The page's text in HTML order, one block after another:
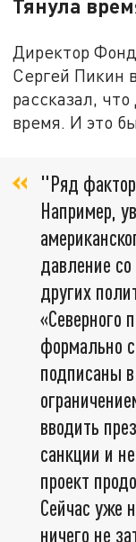
Тянула
Директор
Сергей Пикин
рассказал,
время. И это
"Ряд
Например,
давление со
других
«Северного
формально
подписаны
вводить
санкции и
проект
Сейчас уже
ничего не